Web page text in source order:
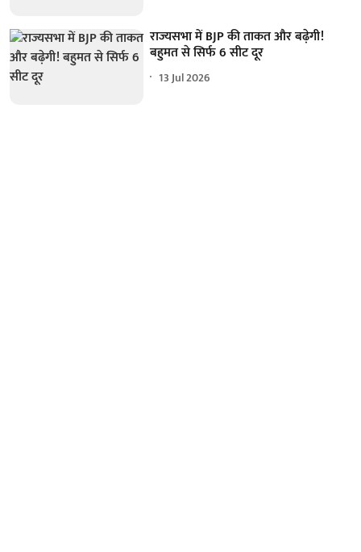
राज्यसभा में BJP की ताकत और बढ़ेगी!
बहुमत से सिर्फ 6 सीट दूर
13 Jul 2026